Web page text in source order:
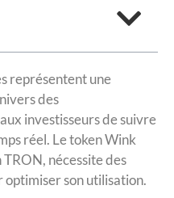
représentent une
des
investisseurs de suivre
réel. Le token Wink
nécessite des
optimiser son utilisation.